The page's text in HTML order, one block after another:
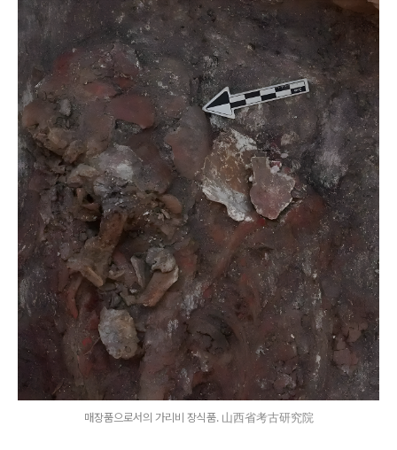
매장품으로서의 가리비 장식품. 山西省考古研究院